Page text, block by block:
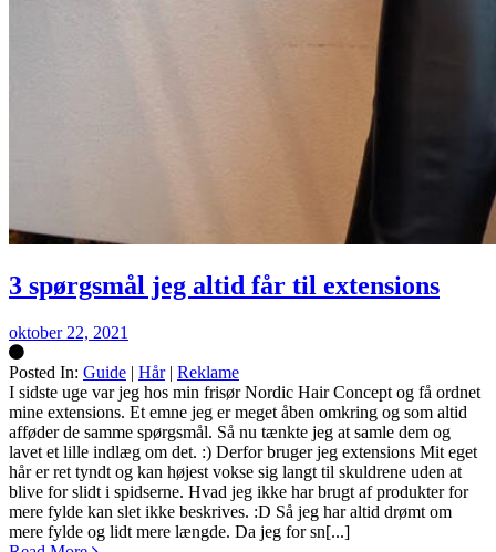
3 spørgsmål jeg altid får til extensions
oktober 22, 2021
Posted In: Guide | Hår| Reklame
Silke
I sidste uge var jeg hos min frisør Nordic Hair Concept og få ordnet
mine extensions. Et emne jeg er meget åben omkring og som altid
afføder de samme spørgsmål. Så nu tænkte jeg at samle dem og
lavet et lille indlæg om det. :) Derfor bruger jeg extensions Mit eget
hår er ret tyndt og kan højest vokse sig langt til skuldrene uden at
blive for slidt i spidserne. Hvad jeg ikke har brugt af produkter for
mere fylde kan slet ikke beskrives. :D Så jeg har altid drømt om
mere fylde og lidt mere længde. Da jeg for sn[...]